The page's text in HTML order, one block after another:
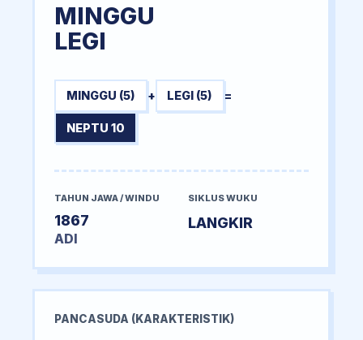
MINGGU
LEGI
MINGGU (5) + LEGI (5) =
NEPTU 10
TAHUN JAWA / WINDU
1867
ADI
SIKLUS WUKU
LANGKIR
PANCASUDA (KARAKTERISTIK)